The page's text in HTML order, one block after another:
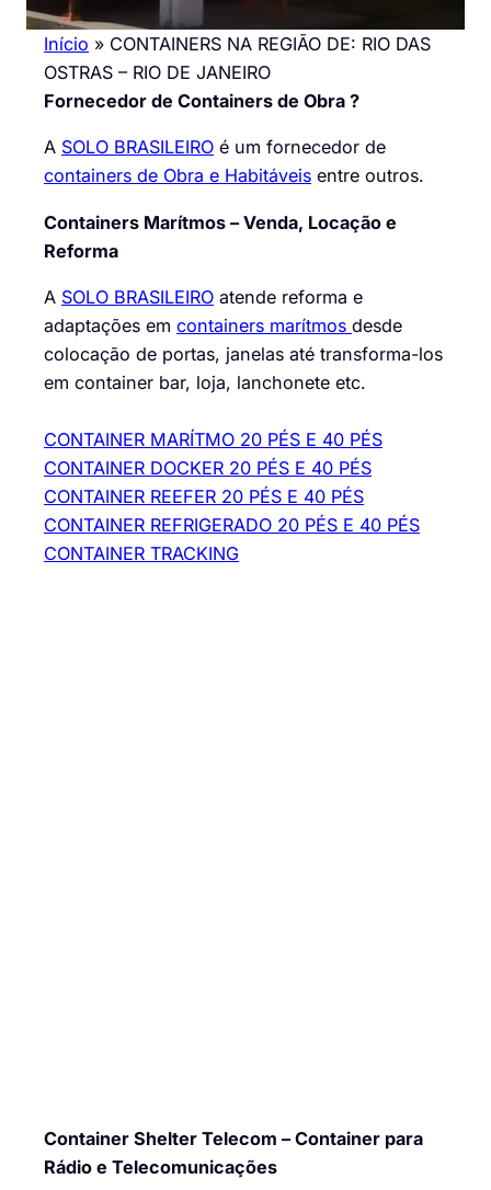
Início » CONTAINERS NA REGIÃO DE: RIO DAS
OSTRAS – RIO DE JANEIRO
Fornecedor de Containers de Obra ?
A SOLO BRASILEIRO é um fornecedor de
containers de Obra e Habitáveis entre outros.
Containers Marítmos – Venda, Locação e
Reforma
A SOLO BRASILEIRO atende reforma e
adaptações em containers marítmos desde
colocação de portas, janelas até transforma-los
em container bar, loja, lanchonete etc.
CONTAINER MARÍTMO 20 PÉS E 40 PÉS
CONTAINER DOCKER 20 PÉS E 40 PÉS
CONTAINER REEFER 20 PÉS E 40 PÉS
CONTAINER REFRIGERADO 20 PÉS E 40 PÉS
CONTAINER TRACKING
Container Shelter Telecom – Container para
Rádio e Telecomunicações